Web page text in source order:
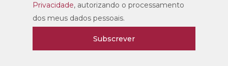
Privacidade, autorizando o processamento
dos meus dados pessoais.
Subscrever